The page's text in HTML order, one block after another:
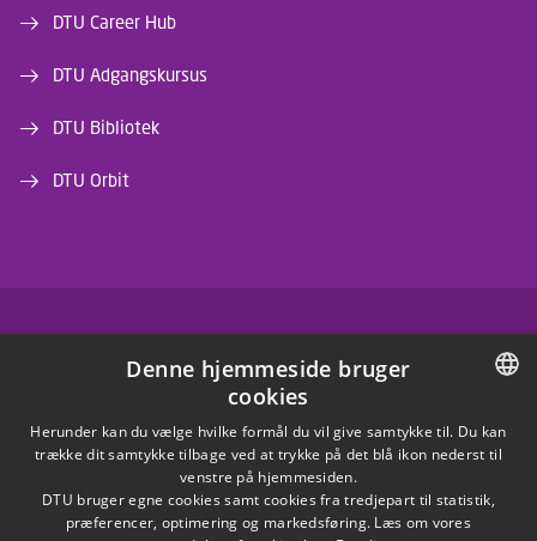
DTU Career Hub
DTU Adgangskursus
DTU Bibliotek
DTU Orbit
INSTAGRAM
LINKEDIN
X
DANISH
ENGLISH
Denne hjemmeside bruger
cookies
Herunder kan du vælge hvilke formål du vil give samtykke til. Du kan
trække dit samtykke tilbage ved at trykke på det blå ikon nederst til
venstre på hjemmesiden.
DTU bruger egne cookies samt cookies fra tredjepart til statistik,
præferencer, optimering og markedsføring. Læs om vores